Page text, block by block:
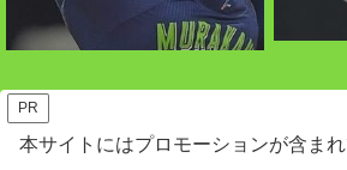
PR
本サイトにはプロモーションが含まれ